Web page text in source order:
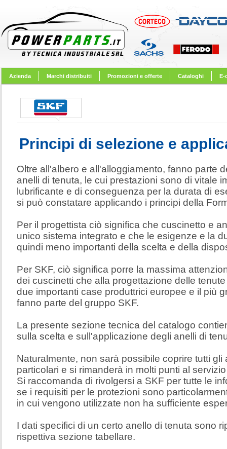
Azienda Marchi distribuiti Promozioni e offerte Cataloghi E-
Principi di selezione e
Oltre all'albero e all'alloggiamento, fanno parte
anelli di tenuta, le cui prestazioni sono di vitale
lubrificante e di conseguenza per la durata di
si può constatare applicando i principi della
Per il progettista ciò significa che cuscinetto e
unico sistema integrato e che le esigenze e la
quindi meno importanti della scelta e della
Per SKF, ciò significa porre la massima
dei cuscinetti che alla progettazione delle
due importanti case produttrici europee e il più
fanno parte del gruppo SKF.
La presente sezione tecnica del catalogo
sulla scelta e sull'applicazione degli anelli di
Naturalmente, non sarà possibile coprire tutti
particolari e si rimanderà in molti punti al
Si raccomanda di rivolgersi a SKF per tutte le
se i requisiti per le protezioni sono
in cui vengono utilizzate non ha sufficiente
I dati specifici di un certo anello di tenuta sono
rispettiva sezione tabellare.